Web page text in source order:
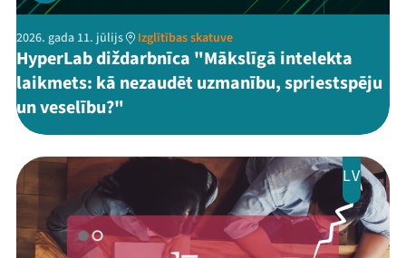
2026. gada 11. jūlijs Izglītības skatuve
HyperLab diždarbnīca "Mākslīgā intelekta
laikmets: kā nezaudēt uzmanību, spriestspēju
un veselību?"
LV